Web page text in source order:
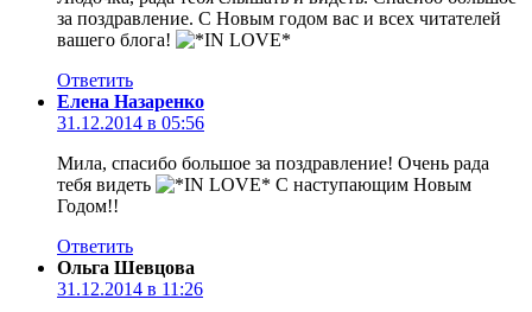
за поздравление. С Новым годом вас и всех читателей
вашего блога!
Ответить
Елена Назаренко
31.12.2014 в 05:56
Мила, спасибо большое за поздравление! Очень рада
тебя видеть
С наступающим Новым
Годом!!
Ответить
Ольга Шевцова
31.12.2014 в 11:26